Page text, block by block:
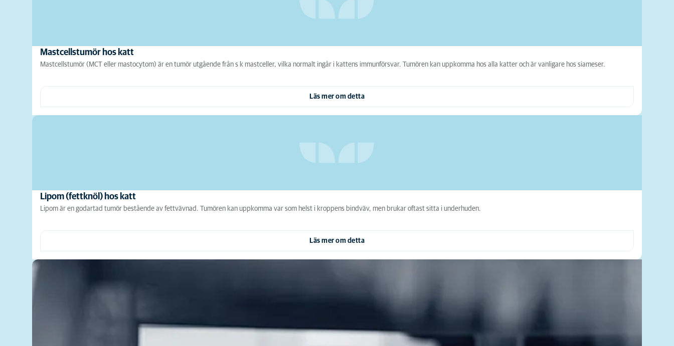
Mastcellstumör hos katt
Mastcellstumör (MCT eller mastocytom) är en tumör utgående från s k mastceller, vilka normalt ingår i kattens immunförsvar. Tumören kan uppkomma hos alla katter och är vanligare hos siameser.
Läs mer om detta
Lipom (fettknöl) hos katt
Lipom är en godartad tumör bestående av fettvävnad. Tumören kan uppkomma var som helst i kroppens bindväv, men brukar oftast sitta i underhuden.
Läs mer om detta